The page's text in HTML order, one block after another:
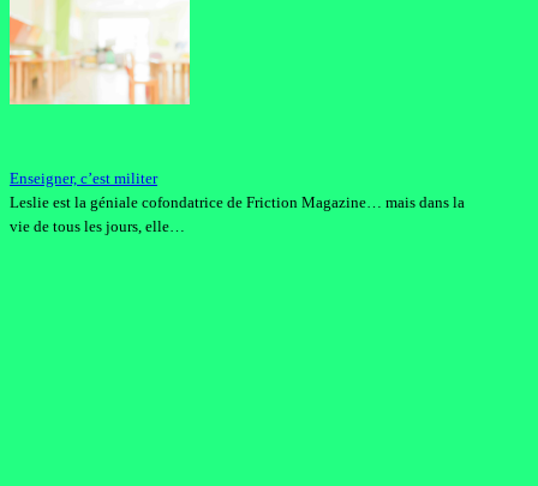
Enseigner, c’est militer
Leslie est la géniale cofondatrice de Friction Magazine… mais dans la
vie de tous les jours, elle…